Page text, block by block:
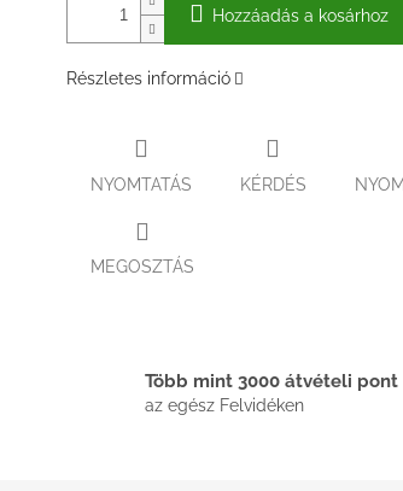
Hozzáadás a kosárhoz
Részletes információ
NYOMTATÁS KÉRDÉS
MEGOSZTÁS
Több mint 3000 átvételi pont
az egész Felvidéken